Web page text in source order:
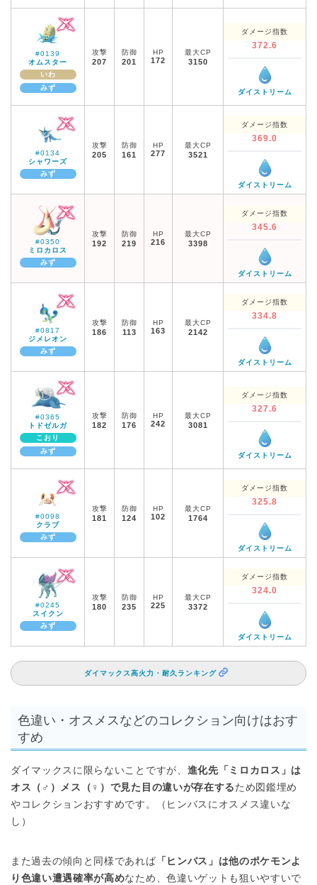
#0139
オムスター
いわ
みず
攻撃
207
防御
201
HP
172
最大CP
3150
ダメージ指数
372.6
ダイストリーム
#0134
シャワーズ
みず
攻撃
205
防御
161
HP
277
最大CP
3521
ダメージ指数
369.0
ダイストリーム
#0350
ミロカロス
みず
攻撃
192
防御
219
HP
216
最大CP
3398
ダメージ指数
345.6
ダイストリーム
#0817
ジメレオン
みず
攻撃
186
防御
113
HP
163
最大CP
2142
ダメージ指数
334.8
ダイストリーム
#0365
トドゼルガ
こおり
みず
攻撃
182
防御
176
HP
242
最大CP
3081
ダメージ指数
327.6
ダイストリーム
#0098
クラブ
みず
攻撃
181
防御
124
HP
102
最大CP
1764
ダメージ指数
325.8
ダイストリーム
#0245
スイクン
みず
攻撃
180
防御
235
HP
225
最大CP
3372
ダメージ指数
324.0
ダイストリーム
ダイマックス高火力・耐久ランキング
色違い・オスメスなどのコレクション向けはおす
すめ
ダイマックスに限らないことですが、 進化先「ミロカロス」は
オス（♂）メス（♀）で見た目の違いが存在する ため図鑑埋め
やコレクションおすすめです。（ヒンバスにオスメス違いな
し）
また過去の傾向と同様であれば 「ヒンバス」は他のポケモンよ
り色違い遭遇確率が高めなため、色違いゲットも狙いやすいで